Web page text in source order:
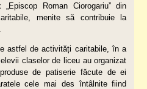
Roman Ciorogariu” din
menite să contribuie la
astfel de activități caritabile, în a
claselor de liceu au organizat
de patiserie făcute de ei
cele mai des întâlnite fiind